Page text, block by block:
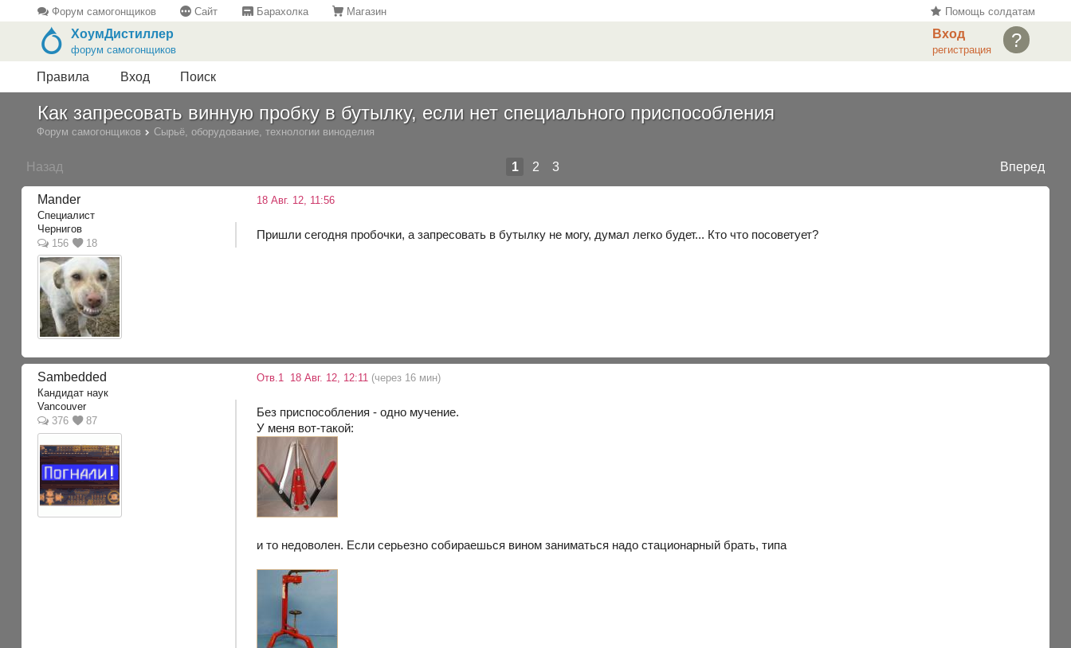
Форум самогонщиков Сайт Барахолка Магазин Помощь солдатам
?
Вход
регистрация
ХоумДистиллер
форум самогонщиков
Правила Вход Поиск
Как запресовать винную пробку в бутылку, если нет специального приспособления
Форум самогонщиков Сырьё, оборудование, технологии виноделия
Назад Вперед
1 2 3
Mander
Специалист
Чернигов
156
18
18 Авг. 12, 11:56
Пришли сегодня пробочки, а запресовать в бутылку не могу, думал легко будет... Кто что посоветует?
Sambedded
Кандидат наук
Vancouver
376
87
Отв.1 18 Авг. 12, 12:11 (через 16 мин)
Без приспособления - одно мучение.
У меня вот-такой:
и то недоволен. Если серьезно собираешься вином заниматься надо стационарный брать, типа